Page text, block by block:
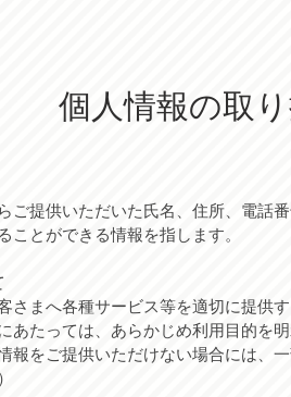
個人情報の取
ご提供いただいた氏名、住所、電話
ことができる情報を指します。
さまへ各種サービス等を適切に提供
あたっては、あらかじめ利用目的を
報をご提供いただけない場合には